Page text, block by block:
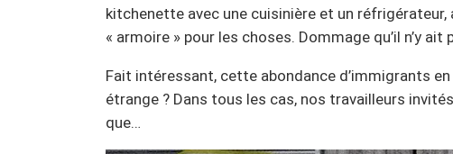
kitchenette avec une cuisinière et un réfrigérateur,
« armoire » pour les choses. Dommage qu’il n’y
Fait intéressant, cette abondance d’immigrants
étrange ? Dans tous les cas, nos travailleurs
que…